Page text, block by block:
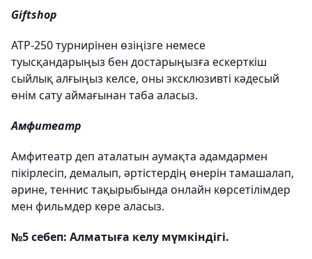
Giftshop
АТР-250 турнирінен өзіңізге немесе
туысқандарыңыз бен достарыңызға ескерткіш
сыйлық алғыңыз келсе, оны эксклюзивті кәдесый
өнім сату аймағынан таба аласыз.
Амфитеатр
Амфитеатр деп аталатын аумақта адамдармен
пікірлесіп, демалып, әртістердің өнерін тамашалап,
әрине, теннис тақырыбында онлайн көрсетілімдер
мен фильмдер көре аласыз.
№5 себеп: Алматыға келу мүмкіндігі.